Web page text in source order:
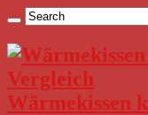
Wärmekissen